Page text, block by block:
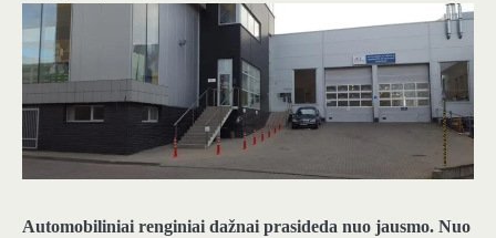
Automobiliniai renginiai dažnai prasideda nuo jausmo. Nuo